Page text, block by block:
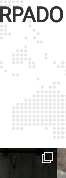
per offrire